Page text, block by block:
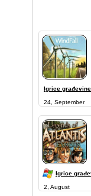
Igrice građevine
24, September
Igrice
2, August